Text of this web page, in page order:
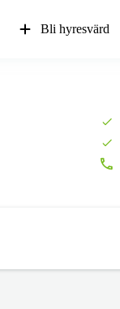
Bli hyresvärd